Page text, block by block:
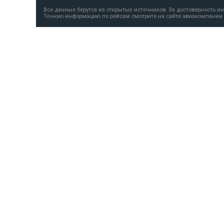
Все данные берутся из открытых источников. За достоверность
Точную информацию по рейсам смотрите на сайте авиакомпании